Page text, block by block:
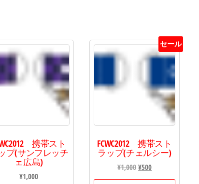
携帯スト
プ(サンフレッチ
ェ広島)
¥1,000
セール
FCWC2012 携帯スト
ラップ(チェルシー)
¥1,000元
の
¥500現
在